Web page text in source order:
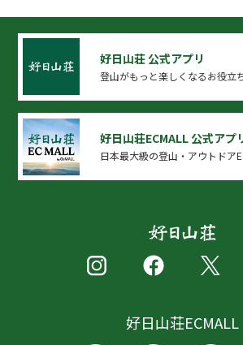
好日山荘 公式アプリ
登山がもっと楽しくなるお役立
好日山荘ECMALL 公式アプ
日本最大級の登山・アウトドア
好日山荘ECMALL